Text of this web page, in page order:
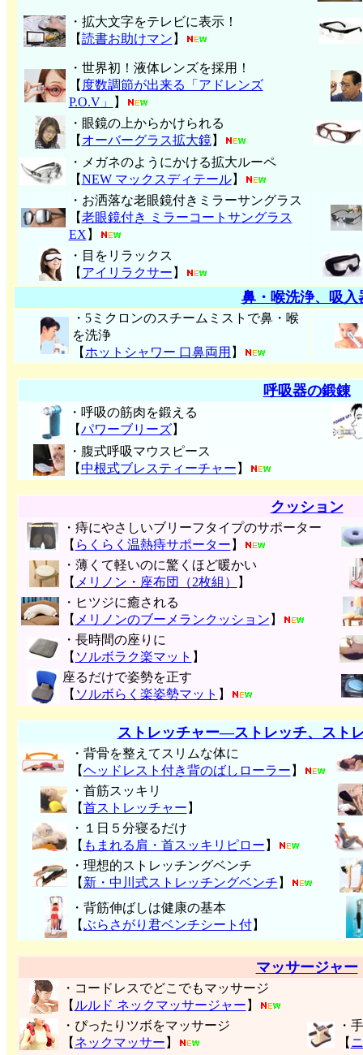
・拡大文字をテレビに表示！
【読書お助けマン 】
・世界初！液体レンズを採用！
【 度数調節が出来る「アドレンズ
P.O.V」
】
・眼鏡の上からかけられる
【 オーバーグラス拡大鏡】
・メガネのようにかける拡大ルーペ
【NEW マックスディテール】
・お洒落な老眼鏡付きミラーサングラス
【老眼鏡付き ミラーコートサングラス
EX 】
・目をリラックス
【 アイリラクサー 】
鼻・喉洗浄、吸入
・5ミクロンのスチームミストで鼻・喉
を洗浄
【 ホットシャワー 口鼻両用 】
呼吸器の鍛錬
・呼吸の筋肉を鍛える
【パワーブリーズ】
・腹式呼吸マウスピース
【中根式ブレスティーチャー 】
クッション
・痔にやさしいブリーフタイプのサポーター
【 らくらく温熱痔サポーター 】
・薄くて軽いのに驚くほど暖かい
【 メリノン・座布団（2枚組）
】
・ヒツジに癒される
【 メリノンのブーメランクッション 】
・長時間の座りに
【 ソルボラク楽マット 】
座るだけで姿勢を正す
【 ソルボらく楽姿勢マット 】
ストレッチャー―ストレッチ、スト
・背骨を整えてスリムな体に
【ヘッドレスト付き背のばしローラー 】
・首筋スッキリ
【首ストレッチャー 】
・１日５分寝るだけ
【 もまれる肩・首スッキリピロー 】
・理想的ストレッチングベンチ
【 新・中川式ストレッチングベンチ 】
・背筋伸ばしは健康の基本
【ぶらさがり君ベンチシート付】
マッサージャー
・コードレスでどこでもマッサージ
【 ルルド ネックマッサージャー 】
・ぴったりツボをマッサージ
【 ネックマッサー 】
・
【